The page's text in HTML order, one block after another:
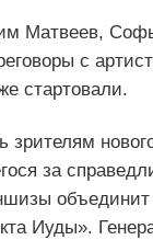
Матвеев,
с
стартовали.
за
Иуды».